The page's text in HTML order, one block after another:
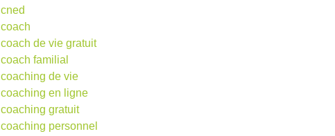
cned
coach
coach de vie gratuit
coach familial
coaching de vie
coaching en ligne
coaching gratuit
coaching personnel